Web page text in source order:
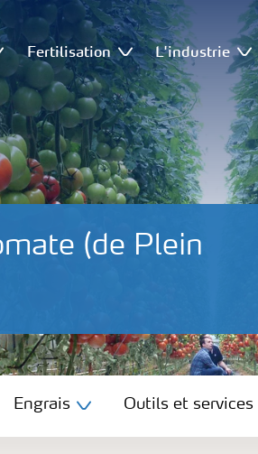
Fertilisation L'industrie
(de Plein
Engrais Outils et services